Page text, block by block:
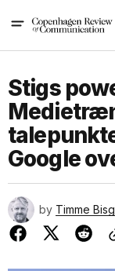
Stigs
Google
by Timme